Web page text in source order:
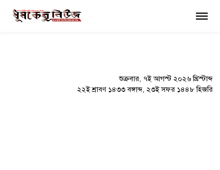
শুক্রবার, ৭ই আগস্ট ২০২৬ খ্রিস্টাব্দ
২২ই শ্রাবণ ১৪৩৩ বঙ্গাব্দ, ২৩ই সফর ১৪৪৮ হিজরি
×